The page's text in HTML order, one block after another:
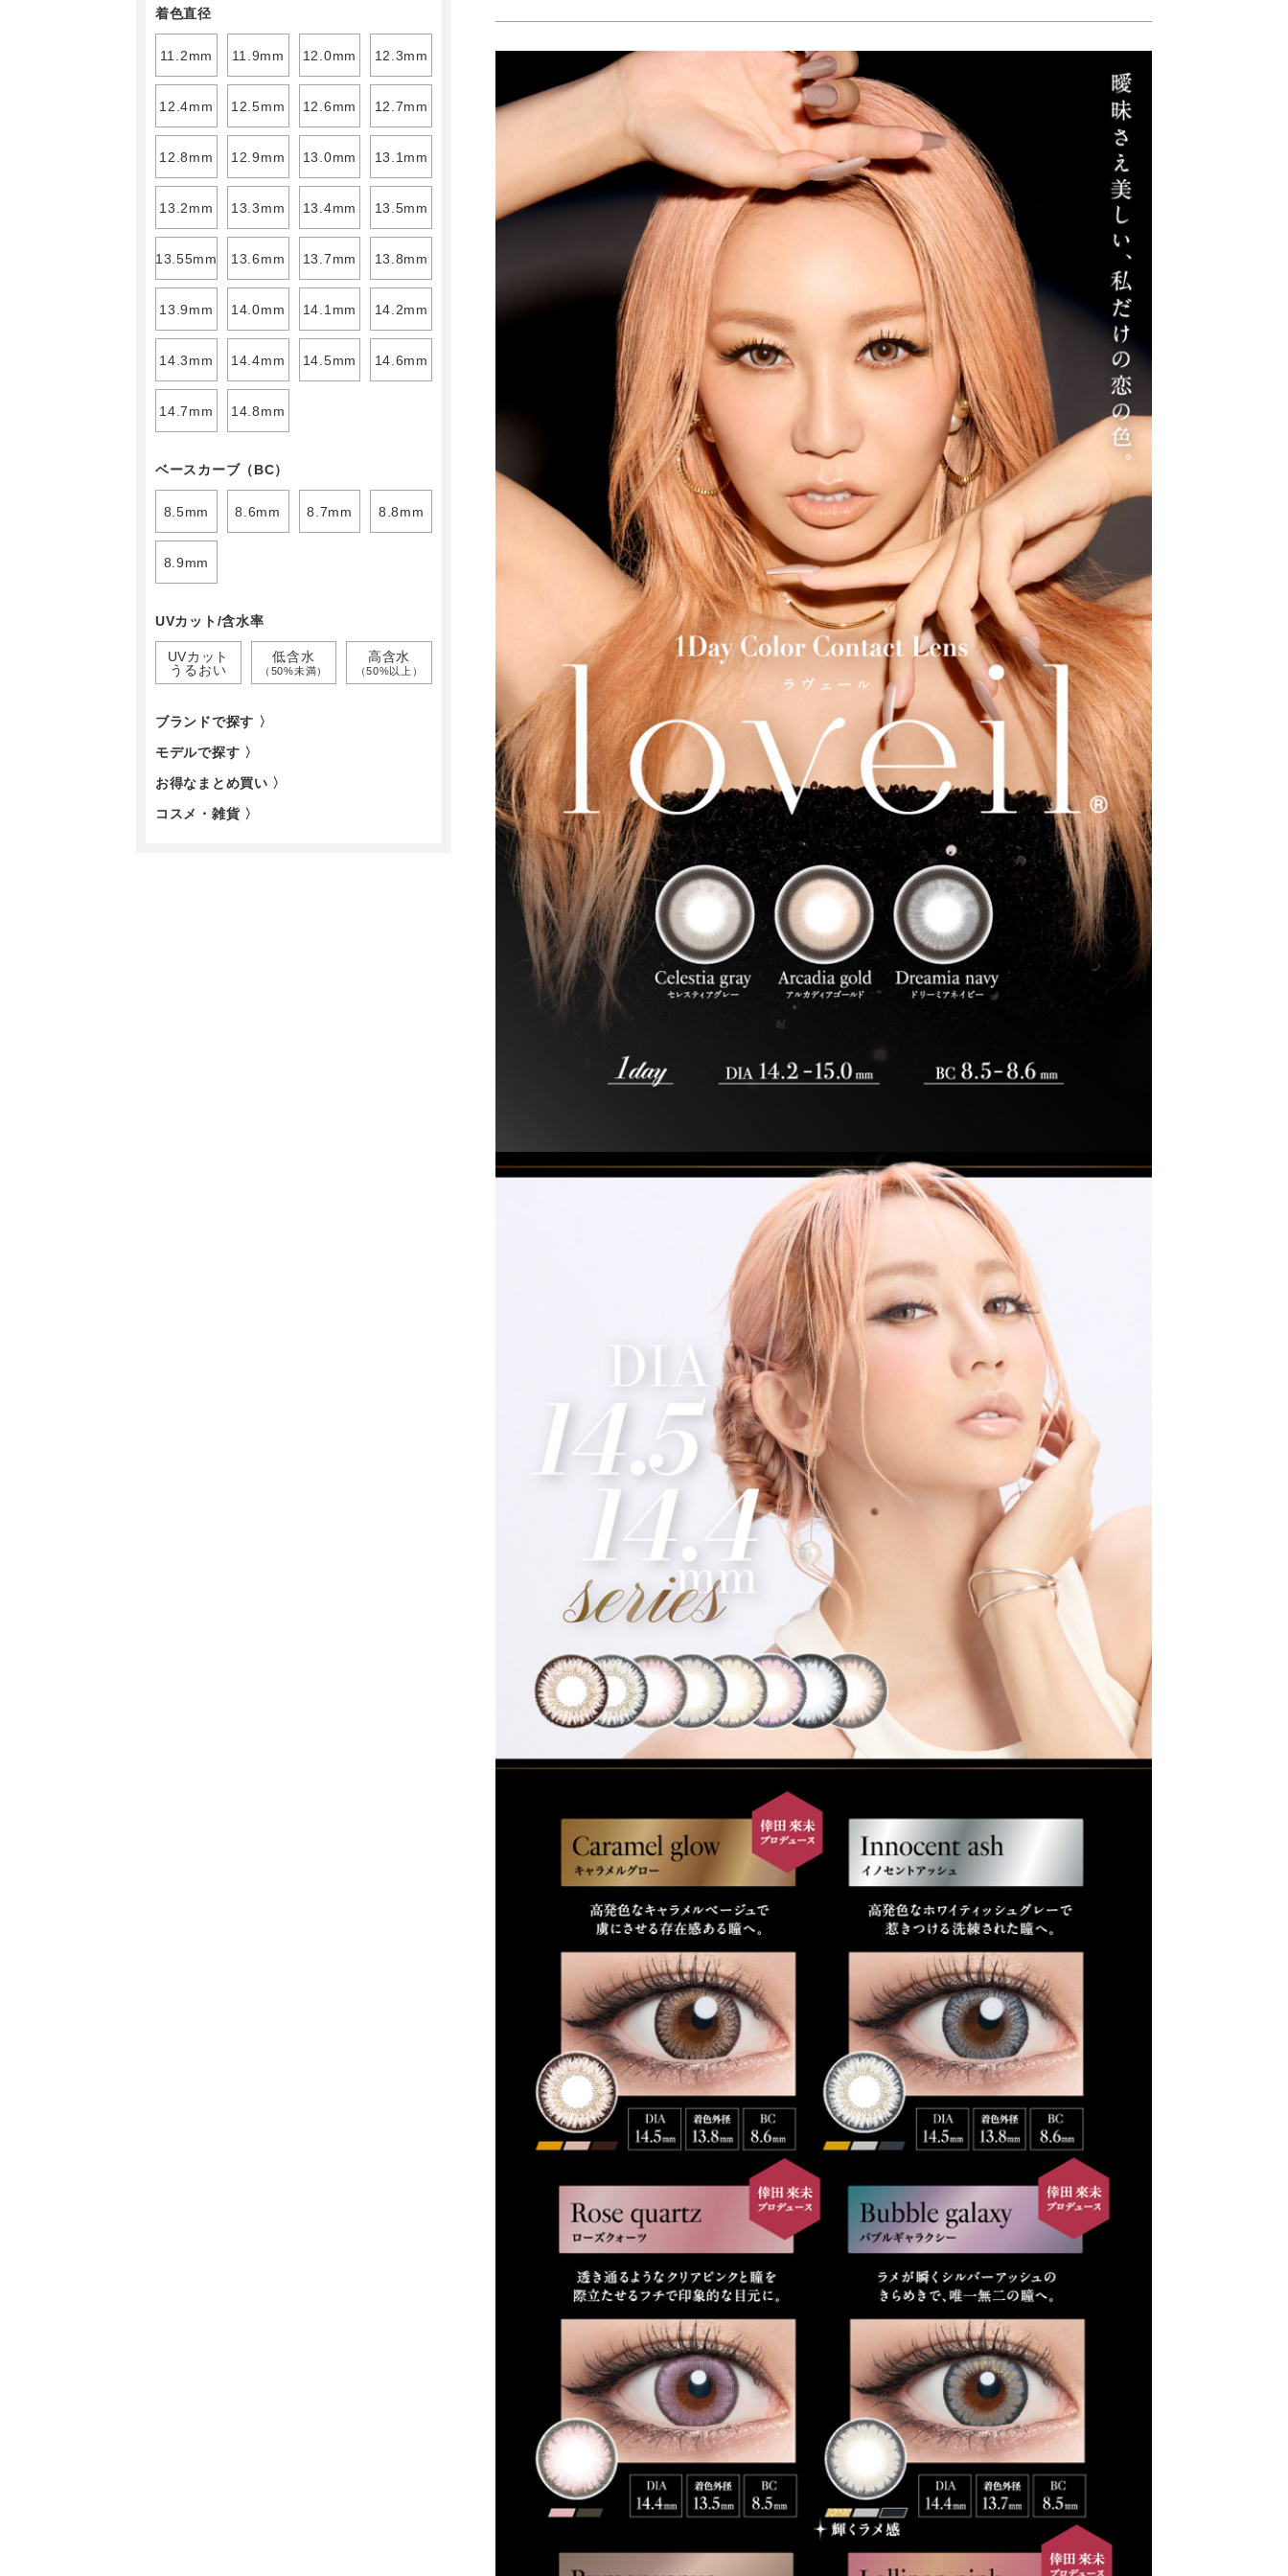
着色直径
11.2mm 11.9mm 12.0mm 12.3mm
12.4mm 12.5mm 12.6mm 12.7mm
12.8mm 12.9mm 13.0mm 13.1mm
13.2mm 13.3mm 13.4mm 13.5mm
13.55mm 13.6mm 13.7mm 13.8mm
13.9mm 14.0mm 14.1mm 14.2mm
14.3mm 14.4mm 14.5mm 14.6mm
14.7mm 14.8mm
ベースカーブ（BC）
8.5mm 8.6mm 8.7mm 8.8mm
8.9mm
UVカット/含水率
UVカット
うるおい
低含水
（50%未満）
高含水
（50%以上）
ブランドで探す 〉
モデルで探す 〉
お得なまとめ買い 〉
コスメ・雑貨 〉